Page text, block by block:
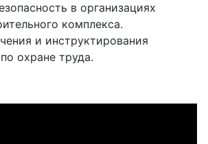
в организациях
комплекса.
и инструктирования
охране труда.